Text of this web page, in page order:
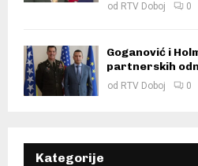
od RTV Doboj 0
Goganović i
partnerskih
od RTV Doboj 0
Kategorije